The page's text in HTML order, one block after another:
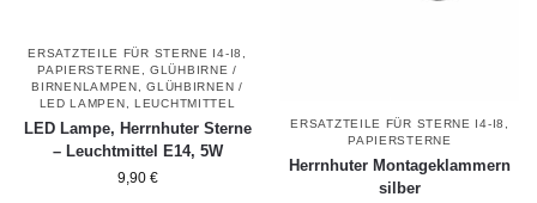
ERSATZTEILE FÜR STERNE I4-I8,
PAPIERSTERNE
,GLÜHBIRNE /
BIRNENLAMPEN ,GLÜHBIRNEN /
LED LAMPEN
LEUCHTMITTEL
LED Lampe, Herrnhuter Sterne
– Leuchtmittel E14, 5W
9,90 €
ERSATZTEILE FÜR STERNE I4-I8,
PAPIERSTERNE
Herrnhuter Montageklammern
silber